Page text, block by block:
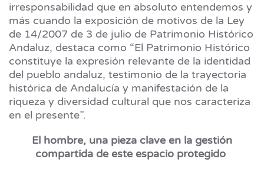
irresponsabilidad que en absoluto entendemos y
más cuando la exposición de motivos de la Ley
de 14/2007 de 3 de julio de Patrimonio Histórico
Andaluz, destaca como “El Patrimonio Histórico
constituye la expresión relevante de la identidad
del pueblo andaluz, testimonio de la trayectoria
histórica de Andalucía y manifestación de la
riqueza y diversidad cultural que nos caracteriza
en el presente”.
El hombre, una pieza clave en la gestión
compartida de este espacio protegido